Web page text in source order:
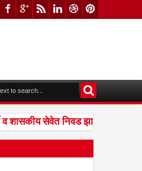
व शासकीय सेवेत निवड झालेल्यांना